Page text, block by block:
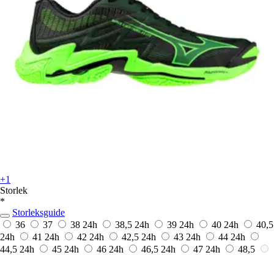
+1
Storlek
*
Storleksguide
36
37 38 24h 38,5 24h 39 24h 40 24h
40,5
24h
41 24h 42 24h 42,5 24h 43 24h 44 24h
44,5 24h 45 24h 46 24h 46,5 24h 47 24h
48,5